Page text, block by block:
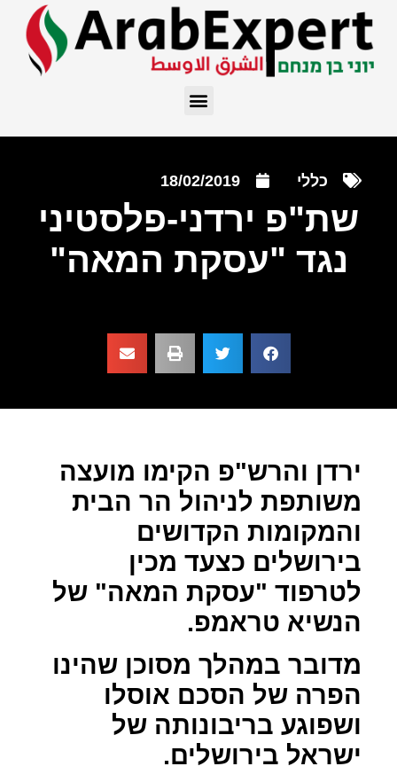
כללי 18/02/2019
שת"פ ירדני-פלסטיני
נגד "עסקת המאה"
ירדן והרש"פ הקימו מועצה
משותפת לניהול הר הבית
והמקומות הקדושים
בירושלים כצעד מכין
לטרפוד "עסקת המאה" של
הנשיא טראמפ.
מדובר במהלך מסוכן שהינו
הפרה של הסכם אוסלו
ושפוגע בריבונותה של
ישראל בירושלים.